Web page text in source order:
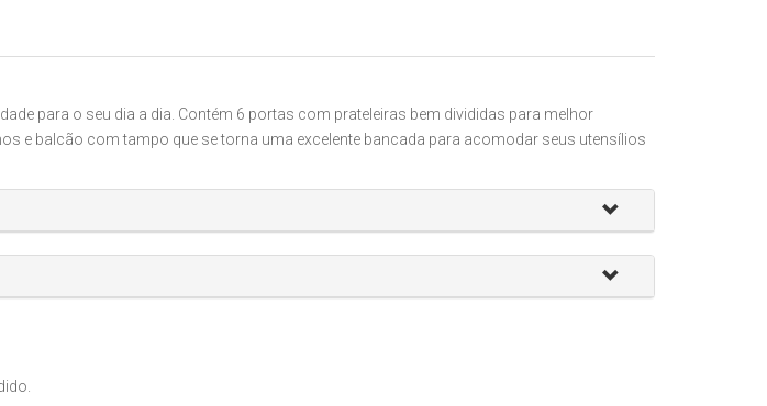
para o seu dia a dia. Contém 6 portas com prateleiras bem divididas para melhor
e balcão com tampo que se torna uma excelente bancada para acomodar seus utensílios